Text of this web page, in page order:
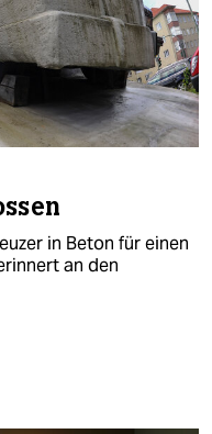
in Beton für einen
an den